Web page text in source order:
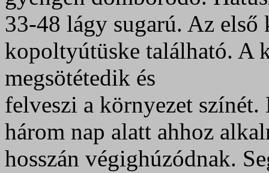
33-48 lágy sugarú. Az
kopoltyútüske található. A
megsötétedik és
felveszi a környezet
három nap alatt ahhoz
hosszán végighúzódnak.